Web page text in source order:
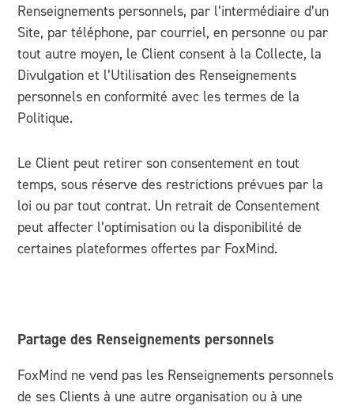
Renseignements personnels, par l’intermédiaire d’un
Site, par téléphone, par courriel, en personne ou par
tout autre moyen, le Client consent à la Collecte, la
Divulgation et l’Utilisation des Renseignements
personnels en conformité avec les termes de la
Politique.
Le Client peut retirer son consentement en tout
temps, sous réserve des restrictions prévues par la
loi ou par tout contrat. Un retrait de Consentement
peut affecter l’optimisation ou la disponibilité de
certaines plateformes offertes par FoxMind.
Partage des Renseignements personnels
FoxMind ne vend pas les Renseignements personnels
de ses Clients à une autre organisation ou à une